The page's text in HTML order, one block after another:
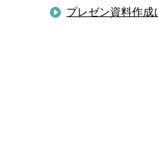
プレゼン資料作成